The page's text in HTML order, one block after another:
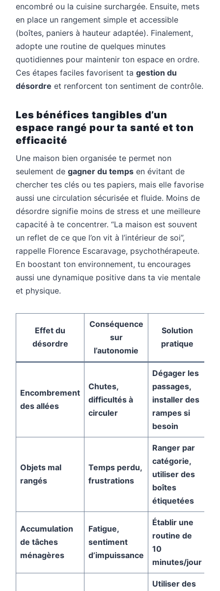
encombré ou la cuisine surchargée. Ensuite, mets
en place un rangement simple et accessible
(boîtes, paniers à hauteur adaptée). Finalement,
adopte une routine de quelques minutes
quotidiennes pour maintenir ton espace en ordre.
Ces étapes faciles favorisent ta gestion du
désordre et renforcent ton sentiment de contrôle.
Les bénéfices tangibles d’un
espace rangé pour ta santé et ton
efficacité
Une maison bien organisée te permet non
seulement de gagner du temps en évitant de
chercher tes clés ou tes papiers, mais elle favorise
aussi une circulation sécurisée et fluide. Moins de
désordre signifie moins de stress et une meilleure
capacité à te concentrer. “La maison est souvent
un reflet de ce que l’on vit à l’intérieur de soi”,
rappelle Florence Escaravage, psychothérapeute.
En boostant ton environnement, tu encourages
aussi une dynamique positive dans ta vie mentale
et physique.
Effet du
désordre
Conséquence
sur
l’autonomie
Solution
pratique
Encombrement
des allées
Chutes,
difficultés à
circuler
Dégager les
passages,
installer des
rampes si
besoin
Objets mal
rangés
Temps perdu,
frustrations
Ranger par
catégorie,
utiliser des
boîtes
étiquetées
Accumulation
de tâches
ménagères
Fatigue,
sentiment
d’impuissance
Établir une
routine de
10
minutes/jour
Utiliser des